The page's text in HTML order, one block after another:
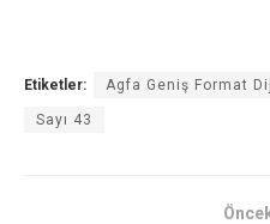
Etiketler: Agfa Geniş Format
Sayı 43